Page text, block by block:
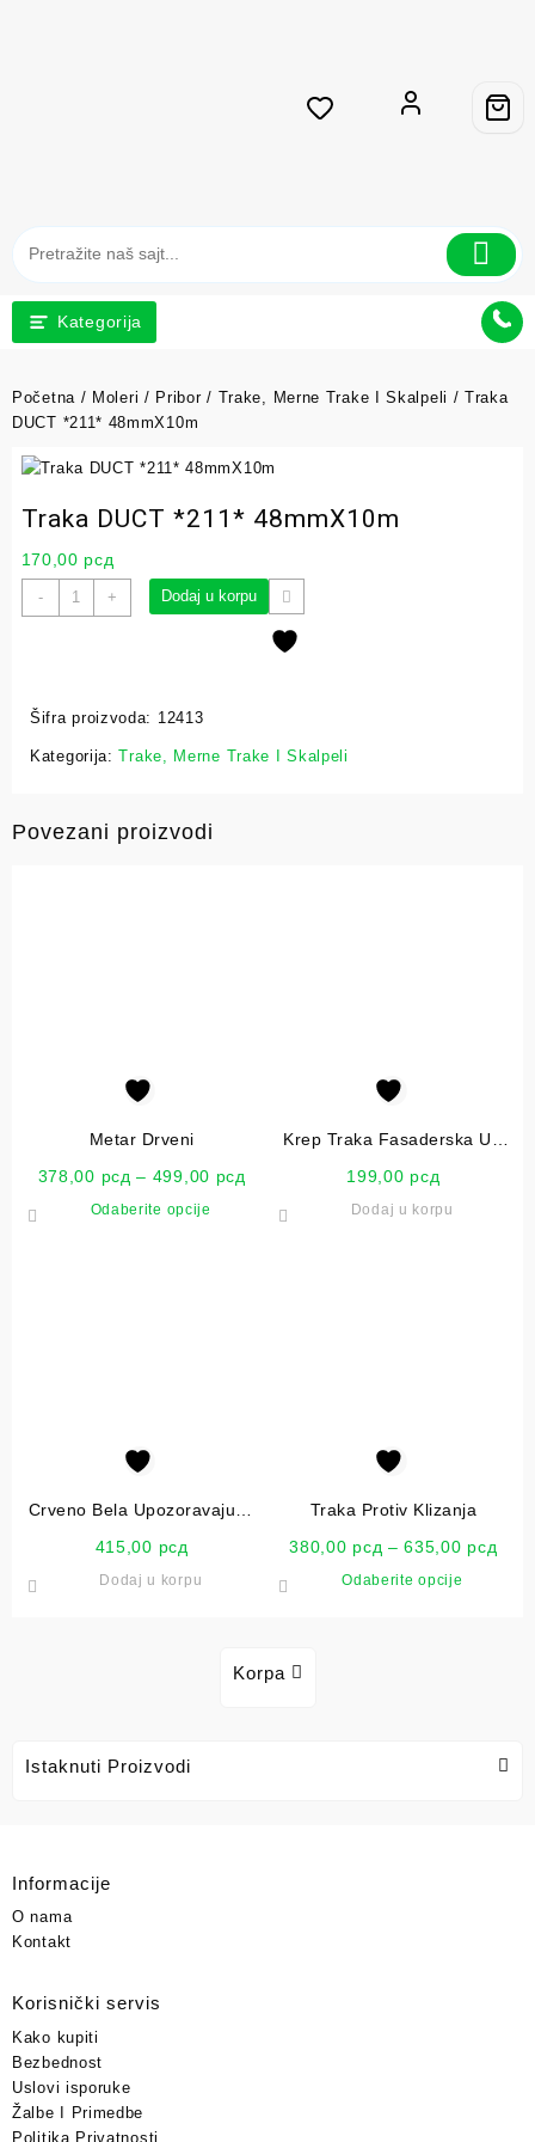
Kategorija
Korpa
Početna / Moleri / Pribor/ Trake, Merne Trake I Skalpeli / Traka
DUCT *211* 48mmX10m
Traka DUCT *211* 48mmX10m
170,00 рсд
- + Dodaj u korpu
Šifra proizvoda: 12413
Kategorija:Trake, Merne Trake I Skalpeli
Povezani proizvodi
Metar Drveni
378,00 рсд – 499,00 рсд
Odaberite opcije
Krep Traka Fasaderska UV
199,00 рсд
Dodaj u korpu
Crveno Bela Upozoravajuća
415,00 рсд
Dodaj u korpu
Traka Protiv Klizanja
380,00 рсд – 635,00 рсд
Odaberite opcije
Istaknuti Proizvodi
Informacije
O nama
Kontakt
Korisnički servis
Kako kupiti
Bezbednost
Uslovi isporuke
Žalbe I Primedbe
Politika Privatnosti